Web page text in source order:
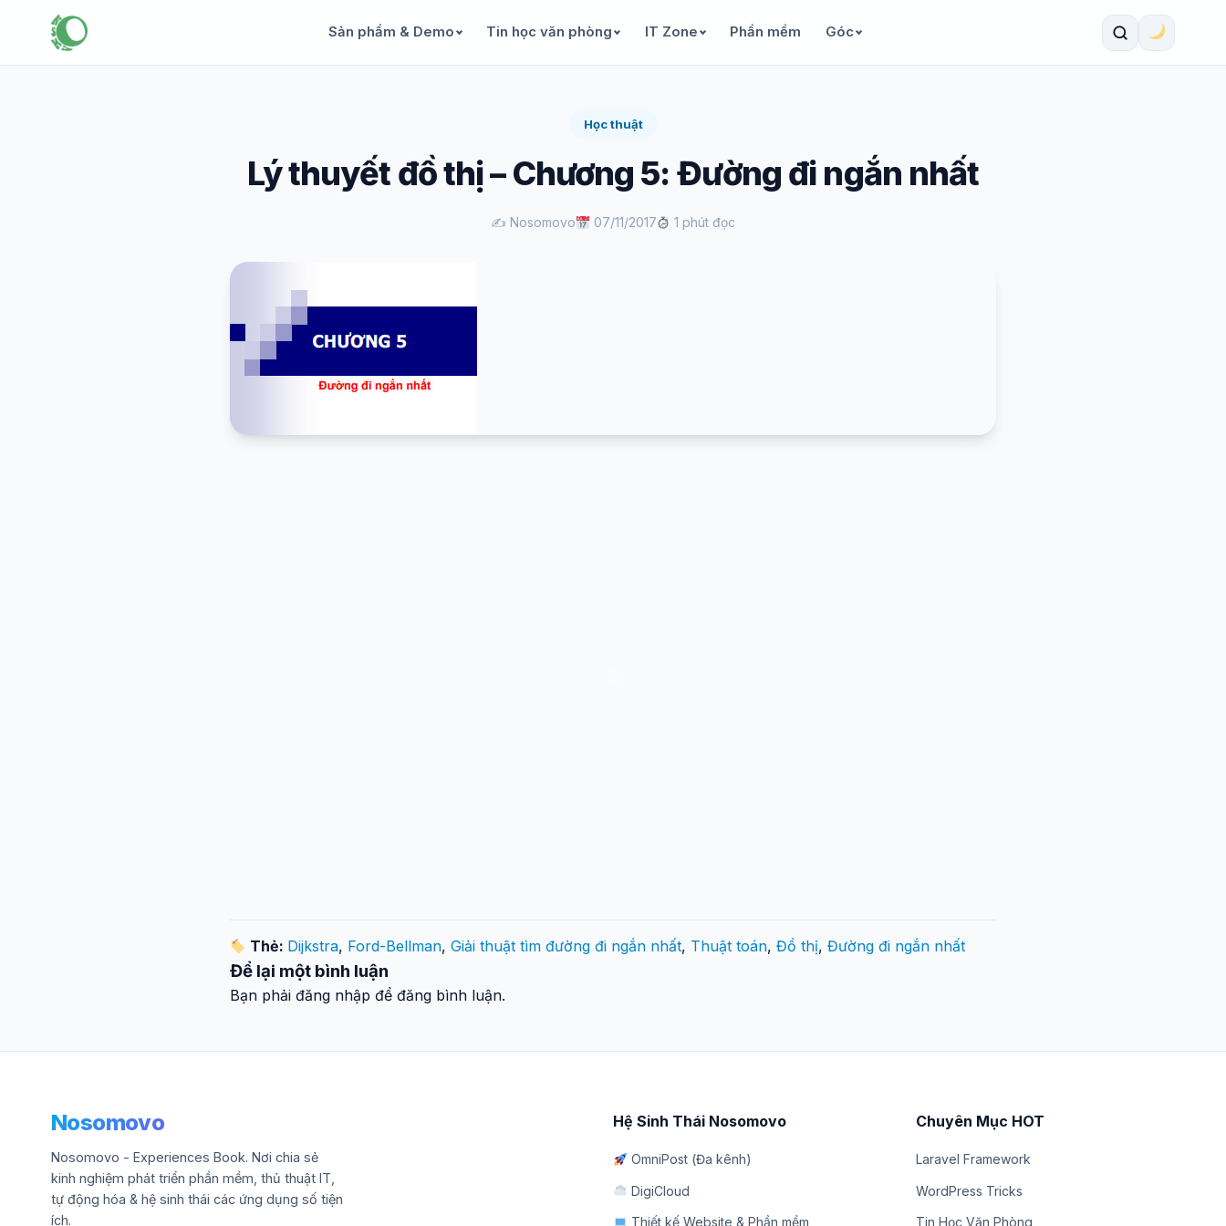
Sản phẩm & Demo Tin học văn phòng IT Zone Phần mềm Góc
Học thuật
Lý thuyết đồ thị – Chương 5: Đường đi ngắn nhất
✍️ Nosomovo 07/11/2017 1 phút đọc
Thẻ: Dijkstra, Ford-Bellman,Giải thuật tìm đường đi ngắn nhất, Thuật toán,Đồ thị,Đường đi ngắn nhất
Để lại một bình luận
Bạn phải đăng nhập để đăng bình luận.
Nosomovo
Nosomovo - Experiences Book. Nơi chia sẻ
kinh nghiệm phát triển phần mềm, thủ thuật IT,
tự động hóa & hệ sinh thái các ứng dụng số tiện
ích.
Hệ Sinh Thái Nosomovo
OmniPost (Đa kênh)
DigiCloud
Thiết kế Website & Phần mềm
Chuyên Mục HOT
Laravel Framework
WordPress Tricks
Tin Học Văn Phòng